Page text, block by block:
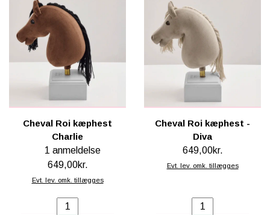
Cheval Roi kæphest
Charlie
1 anmeldelse
649,00kr.
Evt. lev. omk. tillægges
Cheval Roi kæphest -
Diva
649,00kr.
Evt. lev. omk. tillægges